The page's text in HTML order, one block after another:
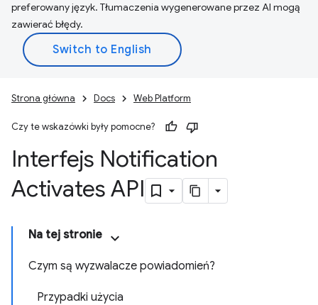
preferowany język. Tłumaczenia wygenerowane przez AI mogą
zawierać błędy.
Strona główna Docs Web Platform
Czy te wskazówki były pomocne?
Interfejs Notification
Activates API
Na tej stronie
Czym są wyzwalacze powiadomień?
Przypadki użycia